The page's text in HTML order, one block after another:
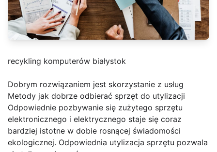
recykling komputerów białystok
Dobrym rozwiązaniem jest skorzystanie z usług
Metody jak dobrze odbierać sprzęt do utylizacji
Odpowiednie pozbywanie się zużytego sprzętu
elektronicznego i elektrycznego staje się coraz
bardziej istotne w dobie rosnącej świadomości
ekologicznej. Odpowiednia utylizacja sprzętu pozwala